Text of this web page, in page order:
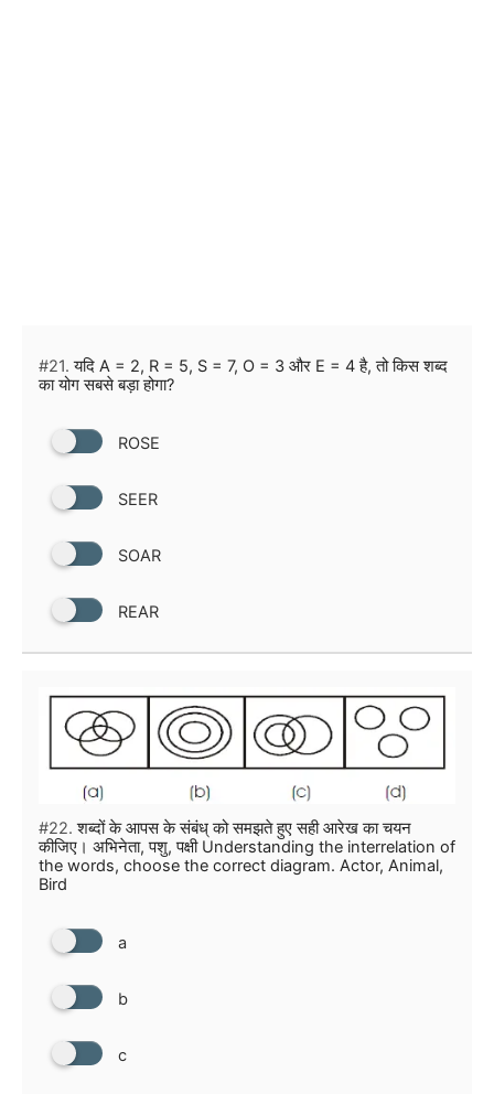
#21. यदि A = 2, R = 5, S = 7, O = 3 और E = 4 है, तो किस शब्द
का योग सबसे बड़ा होगा?
ROSE
SEER
SOAR
REAR
#22. शब्दों के आपस के संबंध् को समझते हुए सही आरेख का चयन
कीजिए। अभिनेता, पशु, पक्षी Understanding the interrelation of
the words, choose the correct diagram. Actor, Animal,
Bird
a
b
c